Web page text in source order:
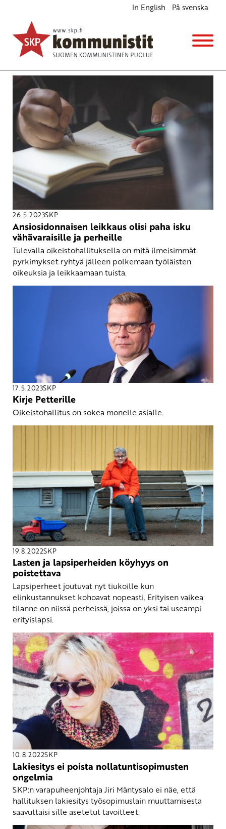
In English På svenska
toimeentulo
26.5.2023SKP
Ansiosidonnaisen leikkaus olisi paha isku
vähävaraisille ja perheille
Tulevalla oikeistohallituksella on mitä ilmeisimmät
pyrkimykset ryhtyä jälleen polkemaan työläisten
oikeuksia ja leikkaamaan tuista.
17.5.2023SKP
Kirje Petterille
Oikeistohallitus on sokea monelle asialle.
19.8.2022SKP
Lasten ja lapsiperheiden köyhyys on
poistettava
Lapsiperheet joutuvat nyt tiukoille kun
elinkustannukset kohoavat nopeasti. Erityisen vaikea
tilanne on niissä perheissä, joissa on yksi tai useampi
erityislapsi.
10.8.2022SKP
Lakiesitys ei poista nollatuntisopimusten
ongelmia
SKP:n varapuheenjohtaja Jiri Mäntysalo ei näe, että
hallituksen lakiesitys työsopimuslain muuttamisesta
saavuttaisi sille asetetut tavoitteet.